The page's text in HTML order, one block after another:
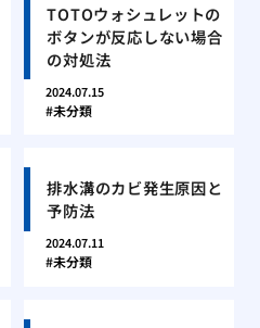
TOTOウォシュレットの
ボタンが反応しない場合
の対処法
2024.07.15
未分類
排水溝のカビ発生原因と
予防法
2024.07.11
未分類